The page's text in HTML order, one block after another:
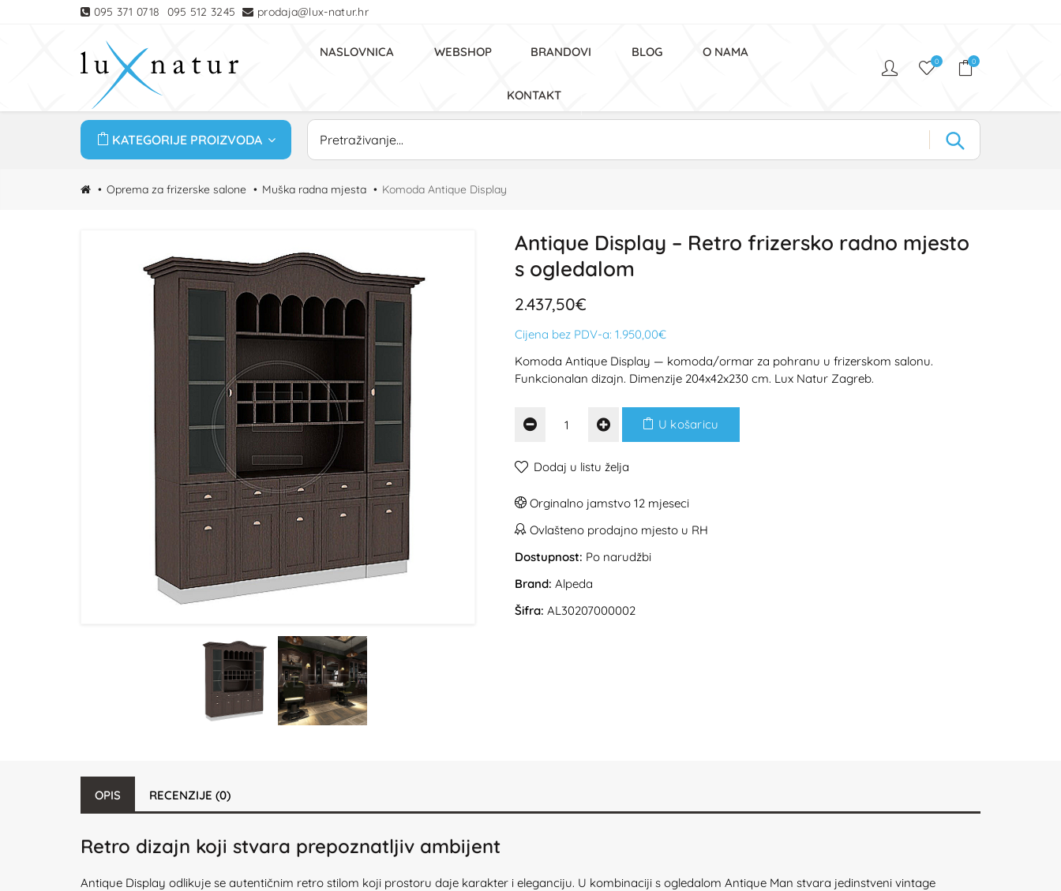
095 371 0718 095 512 3245 prodaja@lux-natur.hr
NASLOVNICA WEBSHOP BRANDOVI BLOG O NAMA
KONTAKT
0 0
KATEGORIJE PROIZVODA
Oprema za frizerske salone Muška radna mjesta Komoda Antique Display
Antique Display – Retro frizersko radno mjesto
s ogledalom
2.437,50€
Cijena bez PDV-a: 1.950,00€
Komoda Antique Display — komoda/ormar za pohranu u frizerskom salonu.
Funkcionalan dizajn. Dimenzije 204x42x230 cm. Lux Natur Zagreb.
U košaricu
Dodaj u listu želja
Orginalno jamstvo 12 mjeseci
Ovlašteno prodajno mjesto u RH
Dostupnost: Po narudžbi
Brand: Alpeda
Šifra: AL30207000002
OPIS RECENZIJE (0)
Retro dizajn koji stvara prepoznatljiv ambijent
Antique Display odlikuje se autentičnim retro stilom koji prostoru daje karakter i eleganciju. U kombinaciji s ogledalom Antique Man stvara jedinstveni vintage